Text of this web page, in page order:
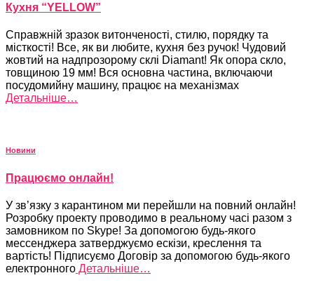
Кухня “YELLOW”
Справжній зразок витонченості, стилю, порядку та
місткості! Все, як ви любите, кухня без ручок! Чудовий
жовтий на надпрозорому склі Diamant! Як опора скло,
товщиною 19 мм! Вся основна частина, включаючи
посудомийну машину, працює на механізмах
Детальніше…
Новини
Працюємо онлайн!
У зв’язку з карантином ми перейшли на повний онлайн!
Розробку проекту проводимо в реальному часі разом з
замовником по Skype! За допомогою будь-якого
мессенджера затверджуємо ескізи, креслення та
вартість! Підписуємо Договір за допомогою будь-якого
електронного Детальніше…